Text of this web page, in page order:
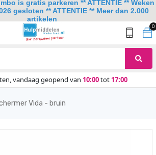
0
vandaag geopend van 10:00tot 17:00
Vida - bruin
is gratis parkeren ** ATTENTIE ** Weken
gesloten ** ATTENTIE ** Meer dan 2.000
artikelen